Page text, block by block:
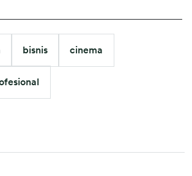
bisnis cinema